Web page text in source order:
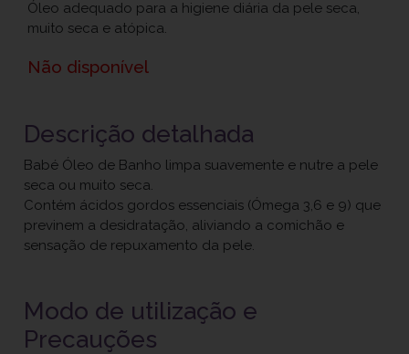
Óleo adequado para a higiene diária da pele seca,
muito seca e atópica.
Não disponível
Descrição detalhada
Babé Óleo de Banho limpa suavemente e nutre a pele
seca ou muito seca.
Contém ácidos gordos essenciais (Ómega 3,6 e 9) que
previnem a desidratação, aliviando a comichão e
sensação de repuxamento da pele.
Modo de utilização e
Precauções